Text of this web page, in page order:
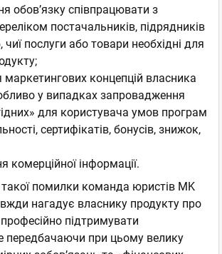
обов’язку співпрацювати з
постачальників, підрядників
чиї послуги або товари необхідні для
концепцій власника
у випадках запровадження
для користувача умов програм
сертифікатів, бонусів, знижок,
комерційної інформації.
помилки команда юристів MK
нагадує власнику продукту про
підтримувати
передбачаючи при цьому велику